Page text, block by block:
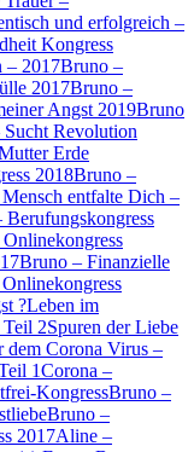
und erfolgreich –
Kongress
– 2017Bruno –
2017Bruno –
Angst 2019Bruno
Revolution
Erde
2018Bruno –
entfalte Dich –
Berufungskongress
Bruno – Finanzielle
?Leben im
2Spuren der Liebe
dem Corona Virus –
1Corona –
KongressBruno –
Bruno –
2017Aline –